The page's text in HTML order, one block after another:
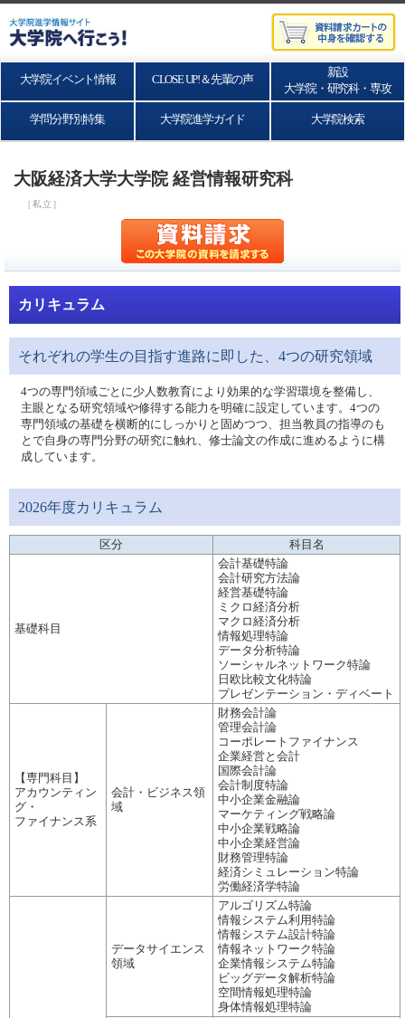
大学院イベント情報 CLOSE UP!＆先輩の声
新設
大学院・研究科・専攻
学問分野別特集 大学院進学ガイド 大学院検索
大阪経済大学大学院 経営情報研究科
［私立］
カリキュラム
それぞれの学生の目指す進路に即した、4つの研究領域
4つの専門領域ごとに少人数教育により効果的な学習環境を整備し、
主眼となる研究領域や修得する能力を明確に設定しています。4つの
専門領域の基礎を横断的にしっかりと固めつつ、担当教員の指導のも
とで自身の専門分野の研究に触れ、修士論文の作成に進めるように構
成しています。
2026年度カリキュラム
区分 科目名
基礎科目
会計基礎特論
会計研究方法論
経営基礎特論
ミクロ経済分析
マクロ経済分析
情報処理特論
データ分析特論
ソーシャルネットワーク特論
日欧比較文化特論
プレゼンテーション・ディベート
【専門科目】
アカウンティン
グ・
ファイナンス系
会計・ビジネス領
域
財務会計論
管理会計論
コーポレートファイナンス
企業経営と会計
国際会計論
会計制度特論
中小企業金融論
マーケティング戦略論
中小企業戦略論
中小企業経営論
財務管理特論
経済シミュレーション特論
労働経済学特論
データサイエンス
領域
アルゴリズム特論
情報システム利用特論
情報システム設計特論
情報ネットワーク特論
企業情報システム特論
ビッグデータ解析特論
空間情報処理特論
身体情報処理特論